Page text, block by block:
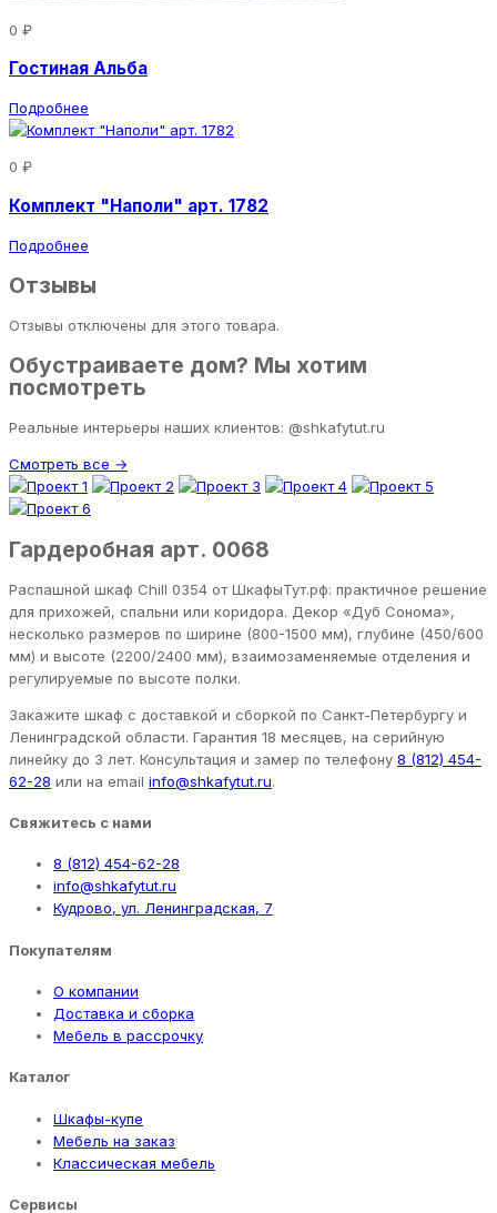
0 ₽
Гостиная Альба
Подробнее
0 ₽
Комплект "Наполи" арт. 1782
Подробнее
Отзывы
Отзывы отключены для этого товара.
Обустраиваете дом? Мы хотим
посмотреть
Реальные интерьеры наших клиентов: @shkafytut.ru
Смотреть все →
Гардеробная арт. 0068
Распашной шкаф Chill 0354 от ШкафыТут.рф: практичное решение
для прихожей, спальни или коридора. Декор «Дуб Сонома»,
несколько размеров по ширине (800-1500 мм), глубине (450/600
мм) и высоте (2200/2400 мм), взаимозаменяемые отделения и
регулируемые по высоте полки.
Закажите шкаф с доставкой и сборкой по Санкт-Петербургу и
Ленинградской области. Гарантия 18 месяцев, на серийную
линейку до 3 лет. Консультация и замер по телефону 8 (812) 454-
62-28 или на email info@shkafytut.ru.
Свяжитесь с нами
8 (812) 454-62-28
info@shkafytut.ru
Кудрово, ул. Ленинградская, 7
Покупателям
О компании
Доставка и сборка
Мебель в рассрочку
Каталог
Шкафы-купе
Мебель на заказ
Классическая мебель
Сервисы